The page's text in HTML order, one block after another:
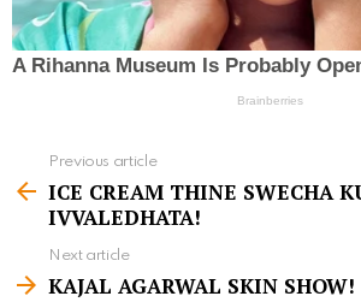
e
m
Previous article
ICE CREAM THINE SWECHA
IVVALEDHATA!
Next article
KAJAL AGARWAL SKIN SHOW!